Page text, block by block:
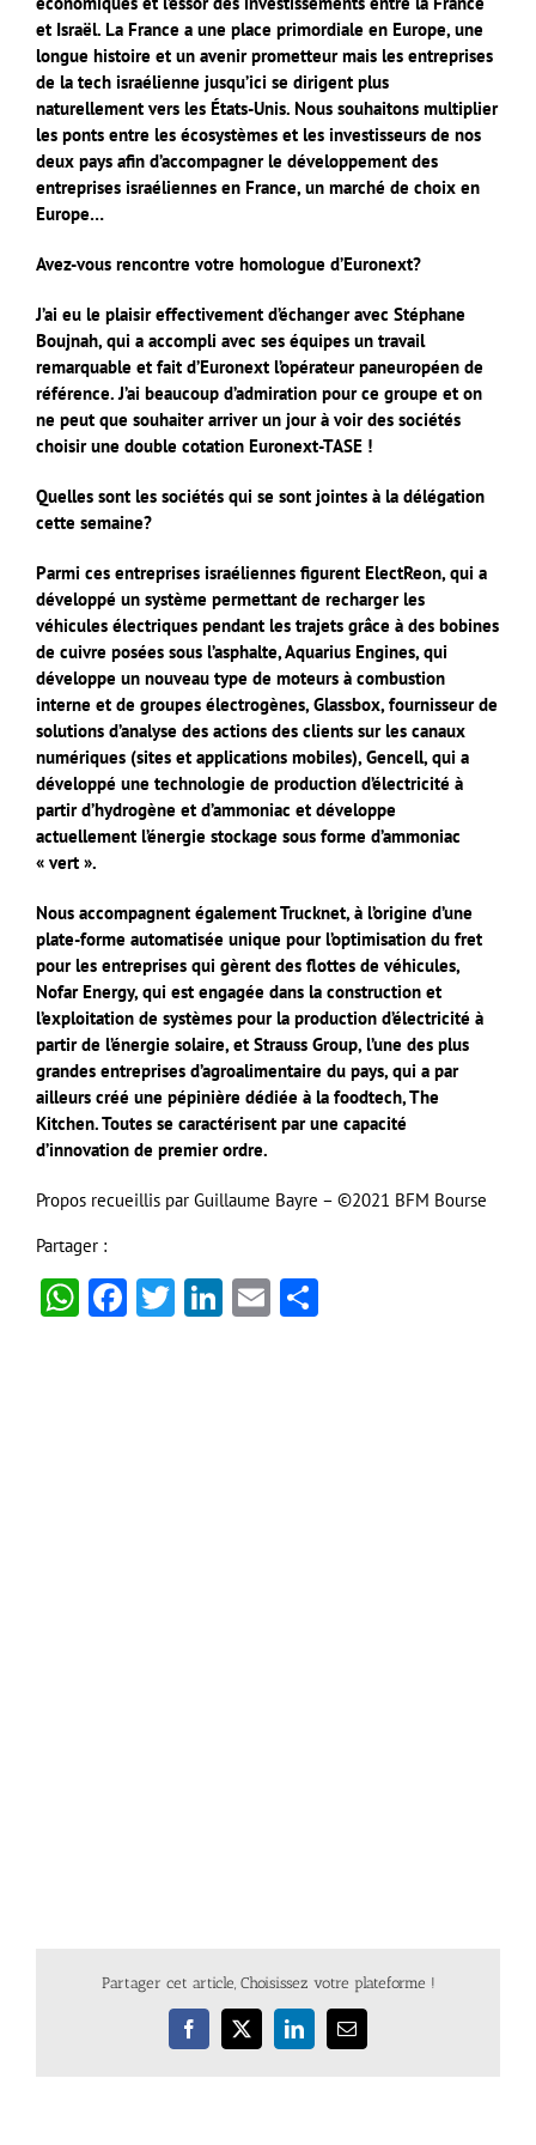
et Israël. La France a une place primordiale en Europe, une
longue histoire et un avenir prometteur mais les entreprises
de la tech israélienne jusqu’ici se dirigent plus
naturellement vers les États-Unis. Nous souhaitons multiplier
les ponts entre les écosystèmes et les investisseurs de nos
deux pays afin d’accompagner le développement des
entreprises israéliennes en France, un marché de choix en
Europe…
Avez-vous rencontre votre homologue d’Euronext?
J’ai eu le plaisir effectivement d’échanger avec Stéphane
Boujnah, qui a accompli avec ses équipes un travail
remarquable et fait d’Euronext l’opérateur paneuropéen de
référence. J’ai beaucoup d’admiration pour ce groupe et on
ne peut que souhaiter arriver un jour à voir des sociétés
choisir une double cotation Euronext-TASE !
Quelles sont les sociétés qui se sont jointes à la délégation
cette semaine?
Parmi ces entreprises israéliennes figurent ElectReon, qui a
développé un système permettant de recharger les
véhicules électriques pendant les trajets grâce à des bobines
de cuivre posées sous l’asphalte, Aquarius Engines, qui
développe un nouveau type de moteurs à combustion
interne et de groupes électrogènes, Glassbox, fournisseur de
solutions d’analyse des actions des clients sur les canaux
numériques (sites et applications mobiles), Gencell, qui a
développé une technologie de production d’électricité à
partir d’hydrogène et d’ammoniac et développe
actuellement l’énergie stockage sous forme d’ammoniac
« vert ».
Nous accompagnent également Trucknet, à l’origine d’une
plate-forme automatisée unique pour l’optimisation du fret
pour les entreprises qui gèrent des flottes de véhicules,
Nofar Energy, qui est engagée dans la construction et
l’exploitation de systèmes pour la production d’électricité à
partir de l’énergie solaire, et Strauss Group, l’une des plus
grandes entreprises d’agroalimentaire du pays, qui a par
ailleurs créé une pépinière dédiée à la foodtech, The
Kitchen. Toutes se caractérisent par une capacité
d’innovation de premier ordre.
Propos recueillis par Guillaume Bayre – ©2021 BFM Bourse
Partager :
WhatsApp
Facebook
Twitter
LinkedIn
Email
Partager cet article, Choisissez votre plateforme !
Facebook
X LinkedInEmail